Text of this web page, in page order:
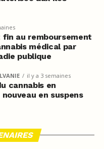
fin au remboursement
médical par
publique
il y a 3 semaines
cannabis en
en suspens